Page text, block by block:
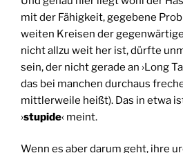
mit der Fähigkeit, gegebene
weiten Kreisen der
nicht allzu weit her ist, dürfte
sein, der nicht gerade an ›Long
das bei manchen durchaus
mittlerweile heißt). Das in etwa
›stupide‹ meint.
Wenn es aber darum geht, ihre